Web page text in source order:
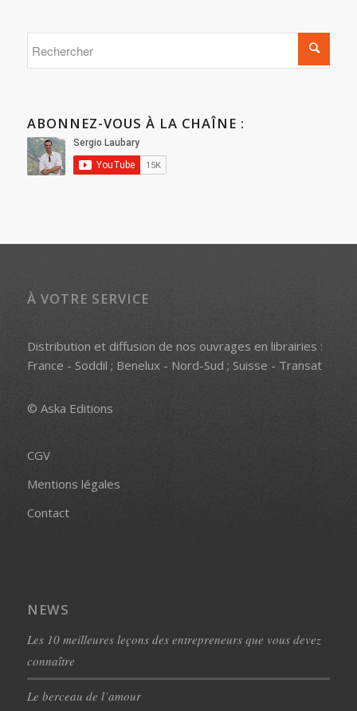
ABONNEZ-VOUS À LA CHAÎNE :
À VOTRE SERVICE
Distribution et diffusion de nos ouvrages en librairies :
France - Soddil ; Benelux - Nord-Sud ; Suisse - Transat
© Aska Editions
CGV
Mentions légales
Contact
NEWS
Les 10 meilleures leçons des entrepreneurs que vous devez
connaître
Le berceau de l’amour